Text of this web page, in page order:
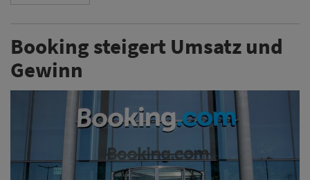
Booking steigert Umsatz und
Gewinn